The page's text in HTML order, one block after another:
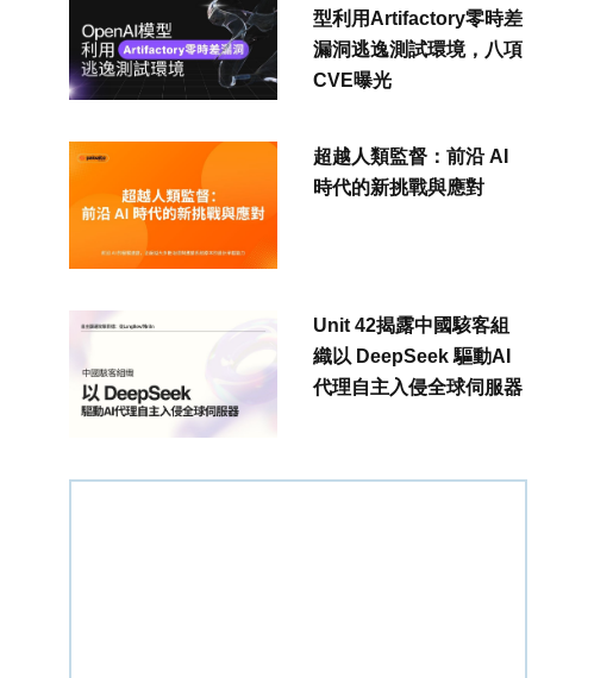
型利用Artifactory零時差
漏洞逃逸測試環境，八項
CVE曝光
超越人類監督：前沿 AI
時代的新挑戰與應對
Unit 42揭露中國駭客組
織以 DeepSeek 驅動AI
代理自主入侵全球伺服器